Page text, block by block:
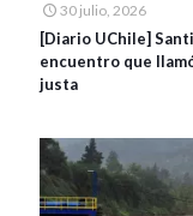
30 julio, 2026
[Diario UChile]
encuentro que
justa